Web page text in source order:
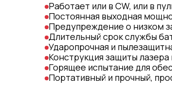
Работает или в CW, или в
Постоянная выходная
Предупреждение о низком
Длительный срок службы
Ударопрочная и
Конструкция защиты
Горящее испытание для
Портативный и прочный,